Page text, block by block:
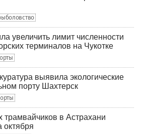
увеличить лимит численности
терминалов на Чукотке
выявила экологические
порту Шахтерск
трамвайчиков в Астрахани
октября